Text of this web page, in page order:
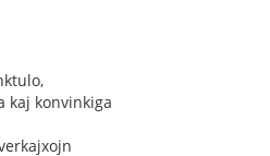
kaj konvinkiga